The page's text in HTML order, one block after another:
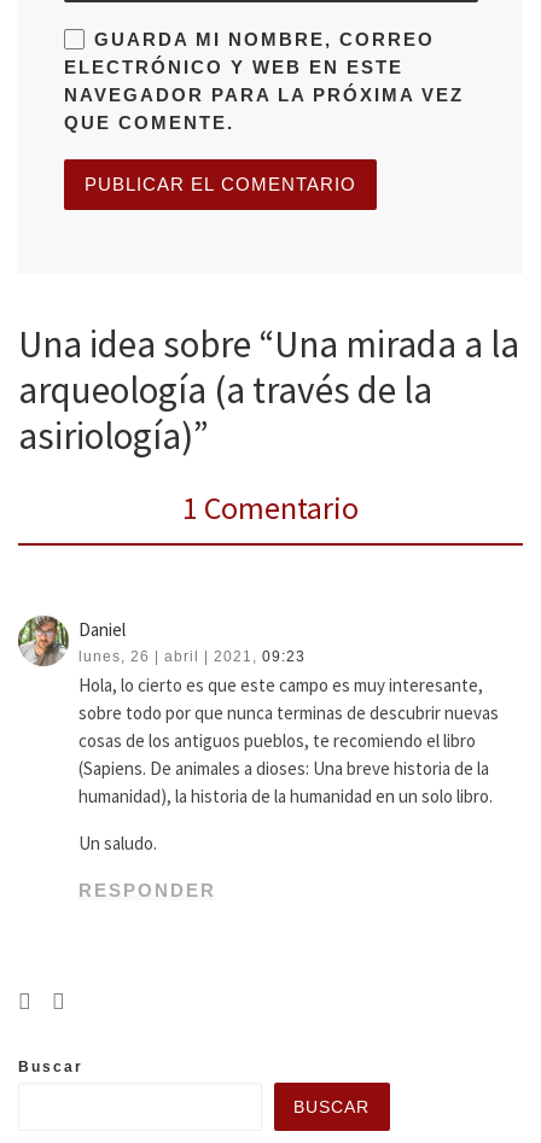
GUARDA MI NOMBRE, CORREO
ELECTRÓNICO Y WEB EN ESTE
NAVEGADOR PARA LA PRÓXIMA VEZ
QUE COMENTE.
Una idea sobre “Una mirada a la
arqueología (a través de la
asiriología)”
1 Comentario
Daniel
lunes, 26 | abril | 2021, 09:23
Hola, lo cierto es que este campo es muy interesante,
sobre todo por que nunca terminas de descubrir nuevas
cosas de los antiguos pueblos, te recomiendo el libro
(Sapiens. De animales a dioses: Una breve historia de la
humanidad), la historia de la humanidad en un solo libro.
Un saludo.
RESPONDER
Buscar
BUSCAR